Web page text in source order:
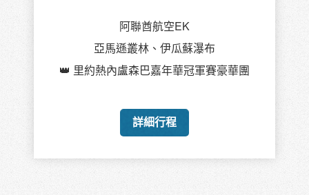
阿聯酋航空EK
亞馬遜叢林、伊瓜蘇瀑布
👑 里約熱內盧森巴嘉年華冠軍賽豪華團
詳細行程